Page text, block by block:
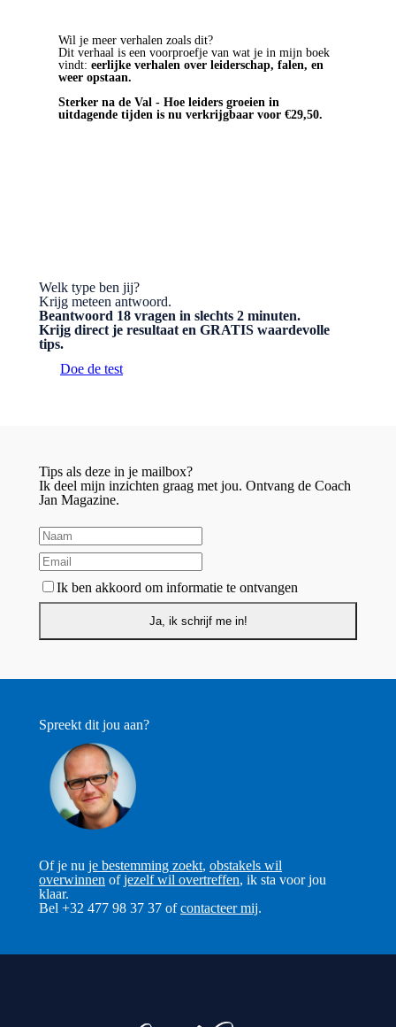
Wil je meer verhalen zoals dit?
Dit verhaal is een voorproefje van wat je in mijn boek
vindt: eerlijke verhalen over leiderschap, falen, en
weer opstaan.
Sterker na de Val - Hoe leiders groeien in
uitdagende tijden is nu verkrijgbaar voor €29,50.
Welk type ben jij?
Krijg meteen antwoord.
Beantwoord 18 vragen in slechts 2 minuten.
Krijg direct je resultaat en GRATIS waardevolle
tips.
Doe de test
Tips als deze in je mailbox?
Ik deel mijn inzichten graag met jou. Ontvang de Coach
Jan Magazine.
Ik ben akkoord om informatie te ontvangen
Spreekt dit jou aan?
Of je nu je bestemming zoekt, obstakels wil
overwinnen ofjezelf wil overtreffen, ik sta voor jou
klaar.
Bel +32 477 98 37 37 ofcontacteer mij.